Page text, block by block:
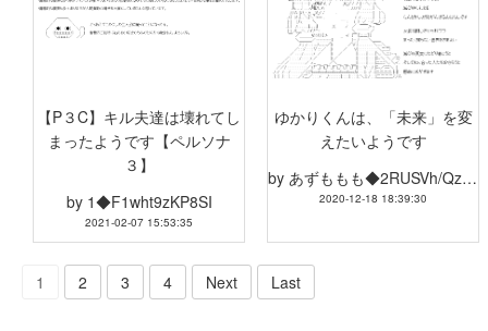
【P３C】キル夫達は壊れてし
まったようです【ペルソナ
３】
by 1◆F1wht9zKP8SI
2021-02-07 15:53:35
ゆかりくんは、「未来」を変
えたいようです
by あずももも◆2RUSVh/QzhjH
2020-12-18 18:39:30
1 2 3 4 Next Last